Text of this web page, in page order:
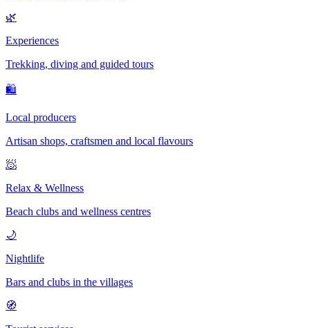
🌿
Experiences
Trekking, diving and guided tours
🛍
Local producers
Artisan shops, craftsmen and local flavours
🧖
Relax & Wellness
Beach clubs and wellness centres
🌙
Nightlife
Bars and clubs in the villages
🧭